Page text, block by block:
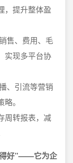
，提升整体盈
售、费用、毛
实现多平台协
、引流等营销
。
周转报表，减
得好”——它为企